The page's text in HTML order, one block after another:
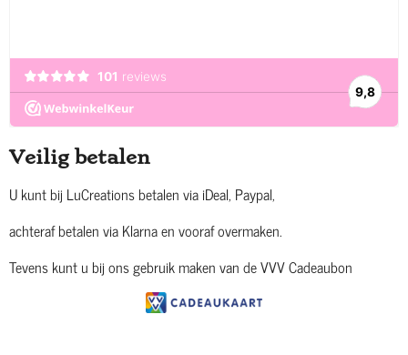
Veilig betalen
U kunt bij LuCreations betalen via iDeal, Paypal,
achteraf betalen via Klarna en vooraf overmaken.
Tevens kunt u bij ons gebruik maken van de VVV Cadeaubon